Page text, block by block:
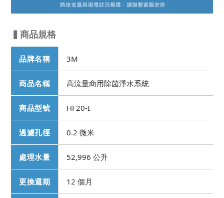
▍商品規格
品牌名稱 3M
商品名稱 高流量商用除菌淨水系統
商品型號 HF20-I
過濾孔徑 0.2 微米
處理水量 52,996 公升
更換週期 12 個月